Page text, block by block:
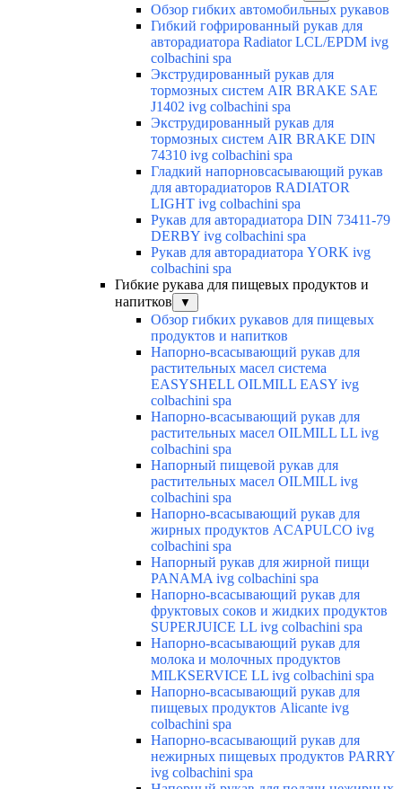
Обзор гибких автомобильных рукавов
Гибкий гофрированный рукав для
авторадиатора Radiator LCL/EPDM ivg
colbachini spa
Экструдированный рукав для
тормозных систем AIR BRAKE SAE
J1402 ivg colbachini spa
Экструдированный рукав для
тормозных систем AIR BRAKE DIN
74310 ivg colbachini spa
Гладкий напорновсасывающий рукав
для авторадиаторов RADIATOR
LIGHT ivg colbachini spa
Рукав для авторадиатора DIN 73411-79
DERBY ivg colbachini spa
Рукав для авторадиатора YORK ivg
colbachini spa
Гибкие рукава для пищевых продуктов и
напитков
▼
Обзор гибких рукавов для пищевых
продуктов и напитков
Напорно-всасывающий рукав для
растительных масел система
EASYSHELL OILMILL EASY ivg
colbachini spa
Напорно-всасывающий рукав для
растительных масел OILMILL LL ivg
colbachini spa
Напорный пищевой рукав для
растительных масел OILMILL ivg
colbachini spa
Напорно-всасывающий рукав для
жирных продуктов ACAPULCO ivg
colbachini spa
Напорный рукав для жирной пищи
PANAMA ivg colbachini spa
Напорно-всасывающий рукав для
фруктовых соков и жидких продуктов
SUPERJUICE LL ivg colbachini spa
Напорно-всасывающий рукав для
молока и молочных продуктов
MILKSERVICE LL ivg colbachini spa
Напорно-всасывающий рукав для
пищевых продуктов Alicante ivg
colbachini spa
Напорно-всасывающий рукав для
нежирных пищевых продуктов PARRY
ivg colbachini spa